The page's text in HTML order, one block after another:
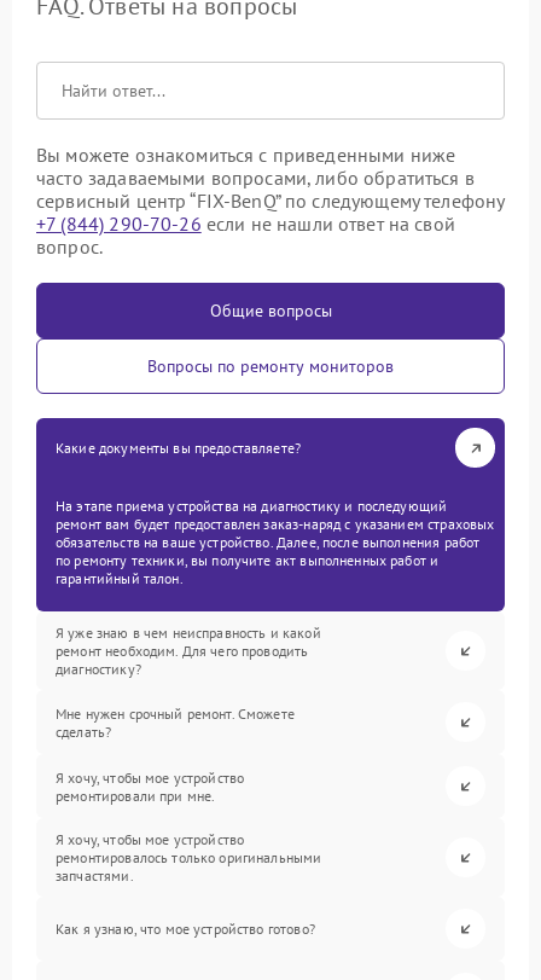
Вы можете ознакомиться с приведенными ниже
часто задаваемыми вопросами, либо обратиться в
сервисный центр “FIX-BenQ” по следующему телефону
+7 (844) 290-70-26 если не нашли ответ на свой
вопрос.
Общие вопросы
Вопросы по ремонту мониторов
Какие документы вы предоставляете?
На этапе приема устройства на диагностику и последующий
ремонт вам будет предоставлен заказ-наряд с указанием страховых
обязательств на ваше устройство. Далее, после выполнения работ
по ремонту техники, вы получите акт выполненных работ и
гарантийный талон.
Я уже знаю в чем неисправность и какой
ремонт необходим. Для чего проводить
диагностику?
Мне нужен срочный ремонт. Сможете
сделать?
Я хочу, чтобы мое устройство
ремонтировали при мне.
Я хочу, чтобы мое устройство
ремонтировалось только оригинальными
запчастями.
Как я узнаю, что мое устройство готово?